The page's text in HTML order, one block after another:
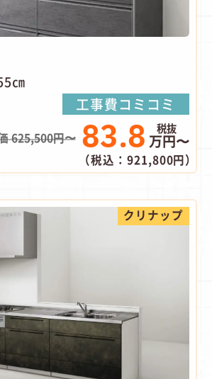
㎝
工事費コミコミ
625,500円〜 83.8 万円〜
（税込：921,800円）
クリナップ